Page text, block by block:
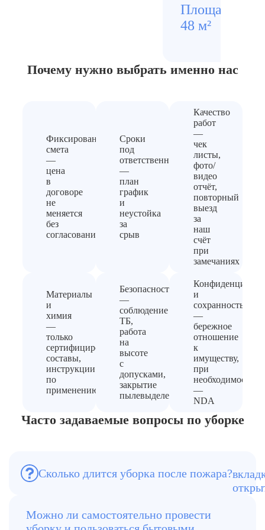
Площадь
48 м²
Почему нужно выбрать именно нас
Фиксированная
смета
—
цена
в
договоре
не
меняется
без
согласования
Сроки
под
ответственность
—
план
график
и
неустойка
за
срыв
Качество
работ
—
чек
листы,
фото/
видео
отчёт,
повторный
выезд
за
наш
счёт
при
замечаниях
Материалы
и
химия
—
только
сертифицированные
составы,
инструкции
по
применению
Безопасность
—
соблюдение
ТБ,
работа
на
высоте
с
допусками,
закрытие
пылевыделения
и
сохранность
—
бережное
отношение
к
имуществу,
при
необходимости
—
NDA
Часто задаваемые вопросы по уборке
Сколько длится уборка после пожара?
При комплексном подходе
и чистящих средств. В зависимости от
степени стойкости загрязнений и
нескольких выездов (1-10 дней). В
Можно ли самостоятельно провести
следы на твёрдых элементах интерьера